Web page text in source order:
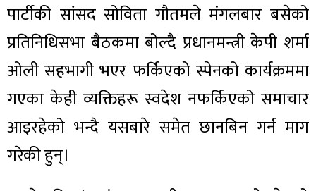
पार्टीकी सांसद सोविता गौतमले मंगलबार बसेको
प्रतिनिधिसभा बैठकमा बोल्दै प्रधानमन्त्री केपी शर्मा
ओली सहभागी भएर फर्किएको स्पेनको कार्यक्रममा
गएका केही व्यक्तिहरू स्वदेश नफर्किएको समाचार
आइरहेको भन्दै यसबारे समेत छानबिन गर्न माग
गरेकी हुन्।